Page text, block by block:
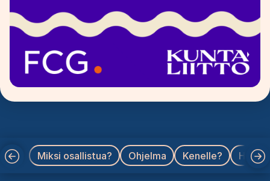
Miksi osallistua? Ohjelma Kenelle? Hinnat